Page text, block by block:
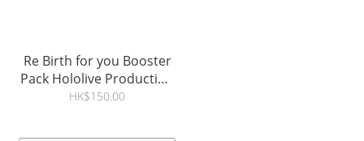
Re Birth for you Booster
Pack Hololive Production
再販[V0046]
HK$150.00